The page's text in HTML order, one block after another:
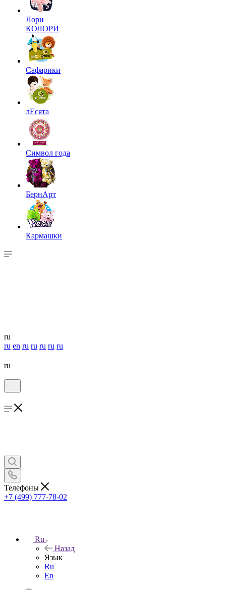
Лори
КОЛОРИ
Сафарики
лЕсята
Символ года
БернАрт
Кармашки
ru
ru en ru ru ru ru ru
ru
Телефоны
+7 (499) 777-78-02
Ru
Назад
Язык
Ru
En